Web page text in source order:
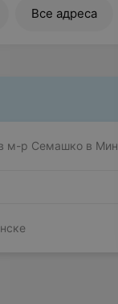
Все адреса
м-р Семашко в